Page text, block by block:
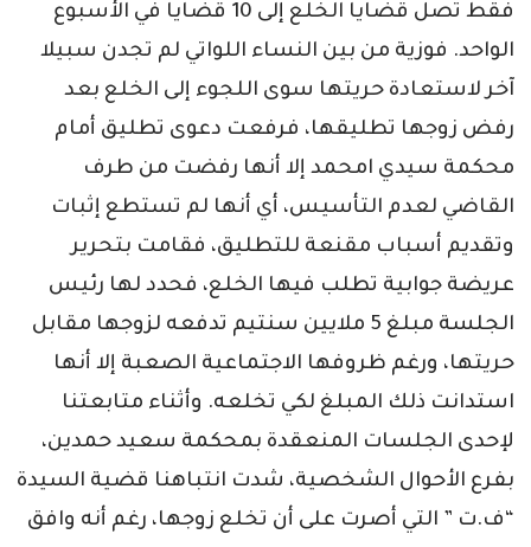
فقط تصل قضايا الخلع إلى 10 قضايا في الأسبوع
الواحد. فوزية من بين النساء اللواتي لم تجدن سبيلا
آخر لاستعادة حريتها سوى اللجوء إلى الخلع بعد
رفض زوجها تطليقها، فرفعت دعوى تطليق أمام
محكمة سيدي امحمد إلا أنها رفضت من طرف
القاضي لعدم التأسيس، أي أنها لم تستطع إثبات
وتقديم أسباب مقنعة للتطليق، فقامت بتحرير
عريضة جوابية تطلب فيها الخلع، فحدد لها رئيس
الجلسة مبلغ 5 ملايين سنتيم تدفعه لزوجها مقابل
حريتها، ورغم ظروفها الاجتماعية الصعبة إلا أنها
استدانت ذلك المبلغ لكي تخلعه. وأثناء متابعتنا
لإحدى الجلسات المنعقدة بمحكمة سعيد حمدين،
بفرع الأحوال الشخصية، شدت انتباهنا قضية السيدة
“ف.ت ” التي أصرت على أن تخلع زوجها، رغم أنه وافق